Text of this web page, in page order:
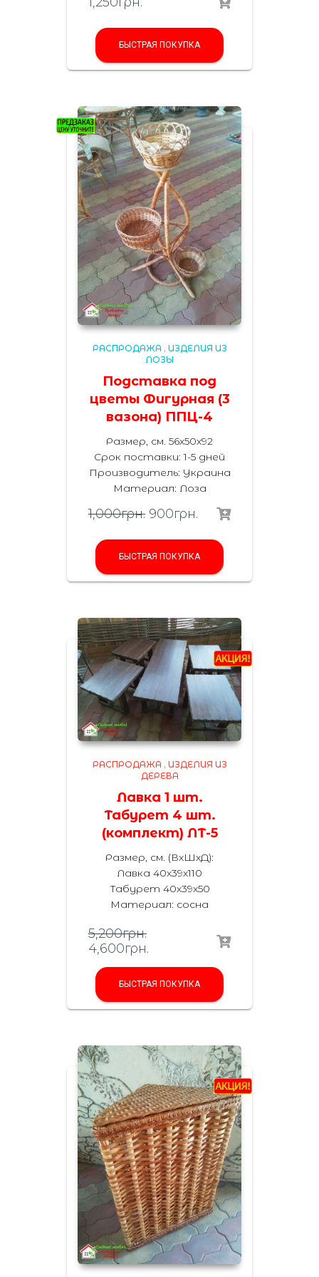
БЫСТРАЯ ПОКУПКА
РАСПРОДАЖА , ИЗДЕЛИЯ ИЗ
ЛОЗЫ
Подставка под
цветы Фигурная (3
вазона) ППЦ-4
Размер, см. 56х50х92
Срок поставки: 1-5 дней
Производитель: Украина
Материал: Лоза
1,000грн. 900грн.
БЫСТРАЯ ПОКУПКА
РАСПРОДАЖА , ИЗДЕЛИЯ ИЗ
ДЕРЕВА
Лавка 1 шт.
Табурет 4 шт.
(комплект) ЛТ-5
Размер, см. (ВхШхД):
Лавка 40х39х110
Табурет 40х39х50
Материал: сосна
5,200грн.
4,600грн.
БЫСТРАЯ ПОКУПКА